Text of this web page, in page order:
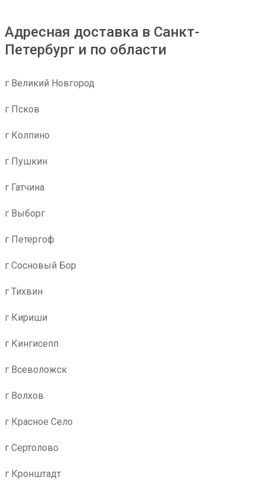
Адресная доставка в Санкт-
Петербург и по области
г Великий Новгород
г Псков
г Колпино
г Пушкин
г Гатчина
г Выборг
г Петергоф
г Сосновый Бор
г Тихвин
г Кириши
г Кингисепп
г Всеволожск
г Волхов
г Красное Село
г Сертолово
г Кронштадт